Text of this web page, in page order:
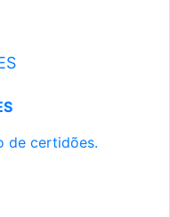
de certidões.